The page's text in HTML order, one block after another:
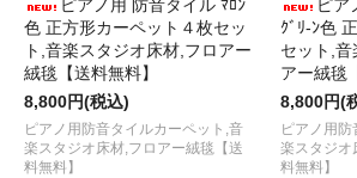
ピアノ用 防音タイル ﾏﾛﾝ
色 正方形カーペット４枚セッ
ト,音楽スタジオ床材,フロアー
絨毯【送料無料】
8,800円(税込)
ピアノ用防音タイルカーペット,音
楽スタジオ床材,フロアー絨毯【送
料無料】
ピア
ｸﾞﾘ-ﾝ色
セット,音
アー絨毯
8,800円(
ピアノ用
楽スタジオ
料無料】